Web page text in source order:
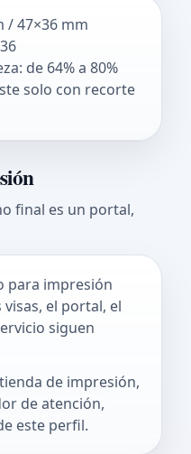
/ 47×36 mm
de 64% a 80%
solo con recorte
final es un portal,
para impresión
el portal, el
siguen
de impresión,
de atención,
este perfil.